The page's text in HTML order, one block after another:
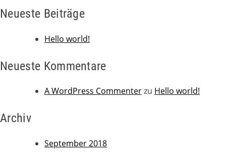
Neueste Beiträge
Hello world!
Neueste Kommentare
A WordPress Commenterzu Hello world!
Archiv
September 2018